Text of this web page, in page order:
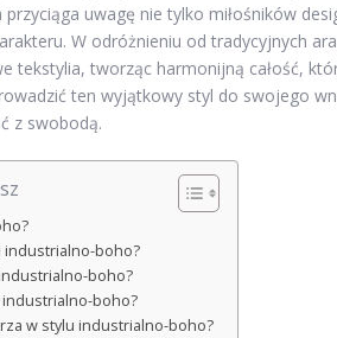
uwagę nie tylko miłośników
W odróżnieniu od tradycyjnych
tekstylia, tworząc harmonijną całość,
ten wyjątkowy styl do swojego
z swobodą.
industrialno-boho?
boho?
industrialno-boho?
w stylu industrialno-boho?